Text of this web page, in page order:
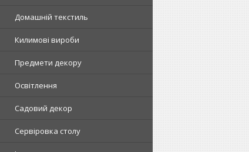
Домашній текстиль
Килимові вироби
Предмети декору
Освітлення
Садовий декор
Сервіровка столу